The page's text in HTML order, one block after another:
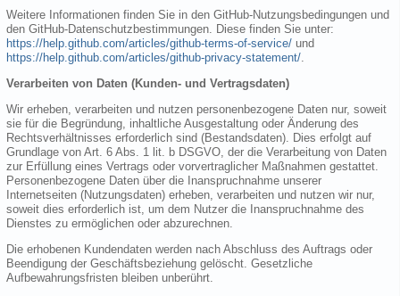
Weitere Informationen finden Sie in den GitHub-Nutzungsbedingungen und
den GitHub-Datenschutzbestimmungen. Diese finden Sie unter:
https://help.github.com/articles/github-terms-of-service/ und
https://help.github.com/articles/github-privacy-statement/.
Verarbeiten von Daten (Kunden- und Vertragsdaten)
Wir erheben, verarbeiten und nutzen personenbezogene Daten nur, soweit
sie für die Begründung, inhaltliche Ausgestaltung oder Änderung des
Rechtsverhältnisses erforderlich sind (Bestandsdaten). Dies erfolgt auf
Grundlage von Art. 6 Abs. 1 lit. b DSGVO, der die Verarbeitung von Daten
zur Erfüllung eines Vertrags oder vorvertraglicher Maßnahmen gestattet.
Personenbezogene Daten über die Inanspruchnahme unserer
Internetseiten (Nutzungsdaten) erheben, verarbeiten und nutzen wir nur,
soweit dies erforderlich ist, um dem Nutzer die Inanspruchnahme des
Dienstes zu ermöglichen oder abzurechnen.
Die erhobenen Kundendaten werden nach Abschluss des Auftrags oder
Beendigung der Geschäftsbeziehung gelöscht. Gesetzliche
Aufbewahrungsfristen bleiben unberührt.